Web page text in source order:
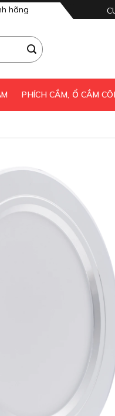
hãng
PHÍCH CẮM, Ổ CẮM